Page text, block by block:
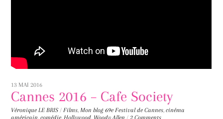
13 MAI 2016
Cannes 2016 – Cafe Society
Véronique LE BRIS / Films,Mon blog 69e Festival de Cannes,cinéma
américain,comédie,Hollywood, Woody Allen / 2 Comments